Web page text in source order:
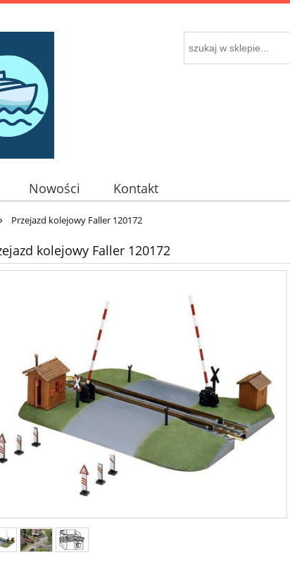
Nowości Kontakt
Przejazd kolejowy Faller 120172
kolejowy Faller 120172